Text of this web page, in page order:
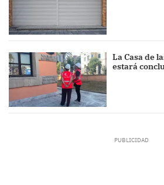
La Casa de
estará